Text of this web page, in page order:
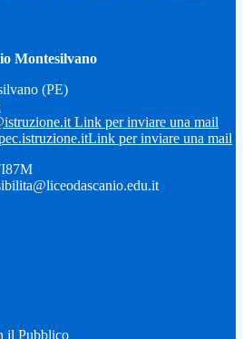
Montesilvano
(PE)
Link per inviare una mail
Link per inviare una mail
il Pubblico